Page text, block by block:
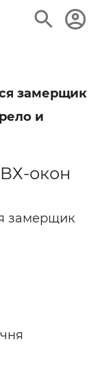
замерщик
и
окон
замерщик